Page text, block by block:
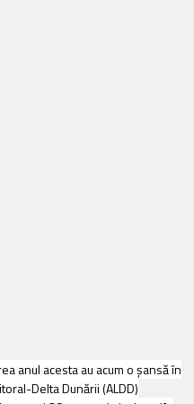
anul acesta au acum o șansă în
Delta Dunării (ALDD)